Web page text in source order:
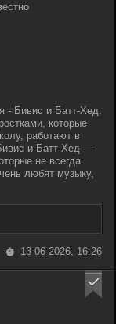
- Бивис и Батт-Хед.
которые
работают в
и Батт-Хед —
не всегда
любят музыку,
13-06-2026, 16:26